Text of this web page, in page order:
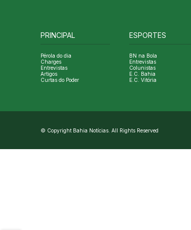
PRINCIPAL
Pérola do dia
Charges
Entrevistas
Artigos
Curtas do Poder
ESPORTES
BN na Bola
Entrevistas
Colunistas
E.C. Bahia
E.C. Vitória
© Copyright Bahia Notícias. All Rights Reserved